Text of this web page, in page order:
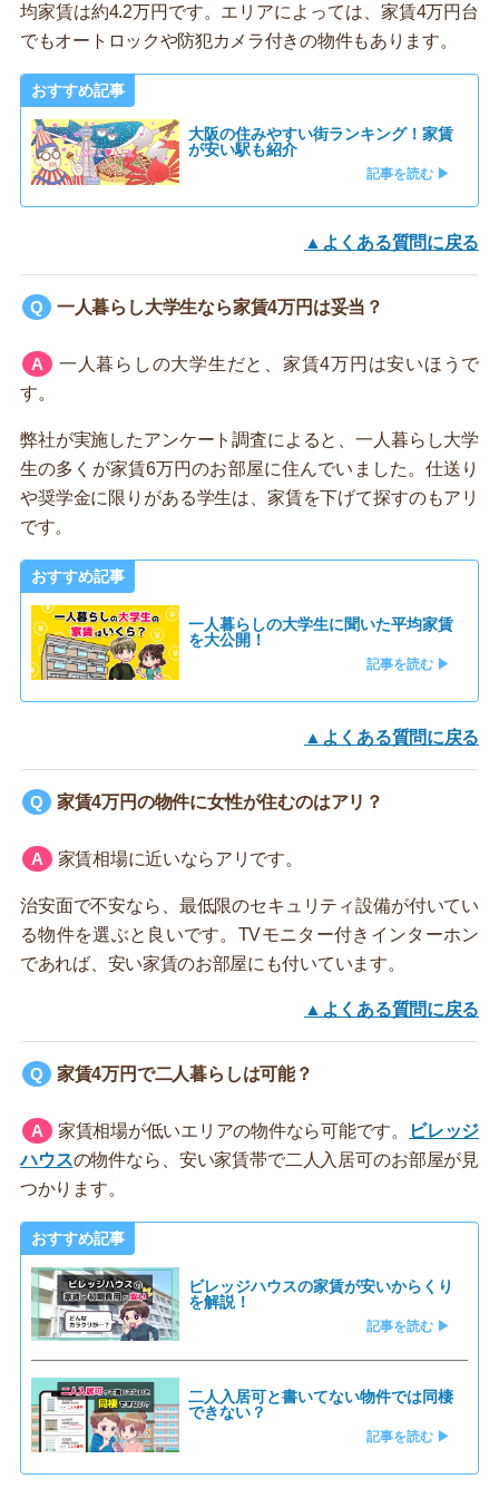
均家賃は約4.2万円です。エリアによっては、家賃4万円台
でもオートロックや防犯カメラ付きの物件もあります。
おすすめ記事
大阪の住みやすい街ランキング！家賃
が安い駅も紹介
記事を読む ▶
▲よくある質問に戻る
一人暮らし大学生なら家賃4万円は妥当？
一人暮らしの大学生だと、家賃4万円は安いほうで
す。
弊社が実施したアンケート調査によると、一人暮らし大学
生の多くが家賃6万円のお部屋に住んでいました。仕送り
や奨学金に限りがある学生は、家賃を下げて探すのもアリ
です。
おすすめ記事
一人暮らしの大学生に聞いた平均家賃
を大公開！
記事を読む ▶
▲よくある質問に戻る
家賃4万円の物件に女性が住むのはアリ？
家賃相場に近いならアリです。
治安面で不安なら、最低限のセキュリティ設備が付いてい
る物件を選ぶと良いです。TVモニター付きインターホン
であれば、安い家賃のお部屋にも付いています。
▲よくある質問に戻る
家賃4万円で二人暮らしは可能？
家賃相場が低いエリアの物件なら可能です。
ビレッジ
ハウスの物件なら、安い家賃帯で二人入居可のお部屋が見
つかります。
おすすめ記事
ビレッジハウスの家賃が安いからくり
を解説！
記事を読む ▶
二人入居可と書いてない物件では同棲
できない？
記事を読む ▶